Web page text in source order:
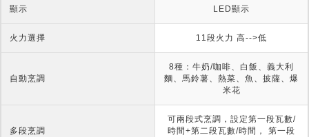
顯示 LED顯示
火力選擇 11段火力 高-->低
自動烹調
8種：牛奶/咖啡、白飯、義大利
麵、馬鈴薯、熱菜、魚、披薩、爆
米花
多段烹調
可兩段式烹調，設定第一段瓦數/
時間+第二段瓦數/時間， 第一段